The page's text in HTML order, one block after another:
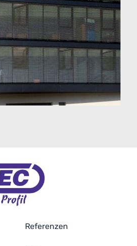
Referenzen